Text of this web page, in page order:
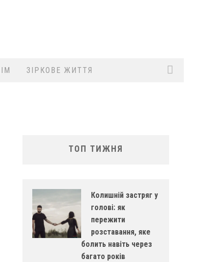
ЗІРКОВЕ ЖИТТЯ
ТОП ТИЖНЯ
Колишній застряг у
голові: як
пережити
розставання, яке
болить навіть через
багато років